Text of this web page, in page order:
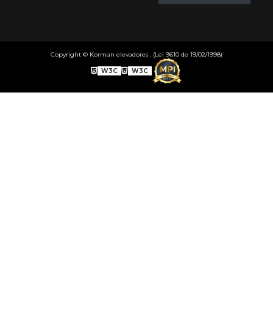
Copyright © Korman elevadores . (Lei 9610 de 19/02/1998)
W3C W3C